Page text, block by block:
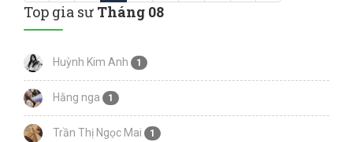
Top gia sư Tháng 08
Huỳnh Kim Anh 1
Hằng nga 1
Trần Thị Ngọc Mai 1